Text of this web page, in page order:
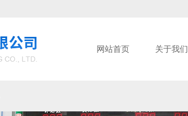
网站首页 关于我们